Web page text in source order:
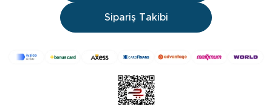
Sipariş Takibi